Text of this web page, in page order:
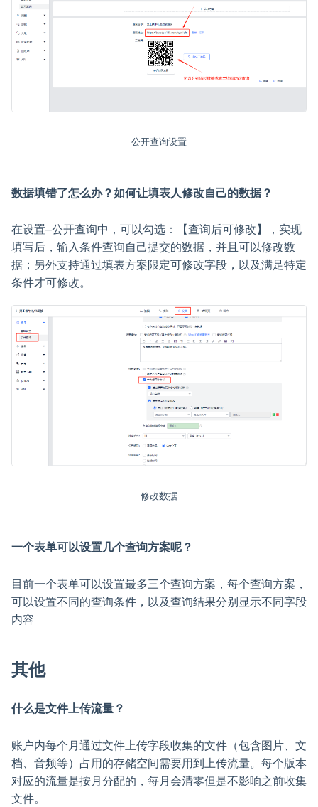
公开查询设置
数据填错了怎么办？如何让填表人修改自己的数据？
在设置–公开查询中，可以勾选：【查询后可修改】，实现
填写后，输入条件查询自己提交的数据，并且可以修改数
据；另外支持通过填表方案限定可修改字段，以及满足特定
条件才可修改。
修改数据
一个表单可以设置几个查询方案呢？
目前一个表单可以设置最多三个查询方案，每个查询方案，
可以设置不同的查询条件，以及查询结果分别显示不同字段
内容
其他
什么是文件上传流量？
账户内每个月通过文件上传字段收集的文件（包含图片、文
档、音频等）占用的存储空间需要用到上传流量。每个版本
对应的流量是按月分配的，每月会清零但是不影响之前收集
文件。